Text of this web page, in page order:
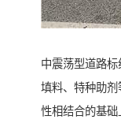
中震荡型道路
填料、特种助
性相结合的基